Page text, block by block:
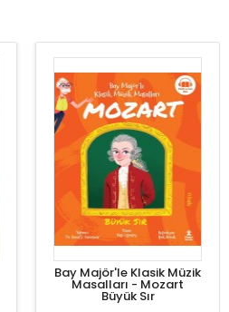
Bay Majör'le Klasik Müzik
Masalları - Mozart
Büyük Sır